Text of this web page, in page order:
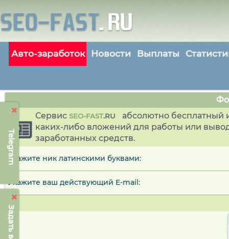
Telegram
Авто-заработок Новости Выплаты
Сервис SEO-FAST.RU
абсолютно бесплатный
каких-либо вложений для работы или
заработанных средств.
Укажите ник латинскими буквами:
Укажите ваш действующий E-mail: